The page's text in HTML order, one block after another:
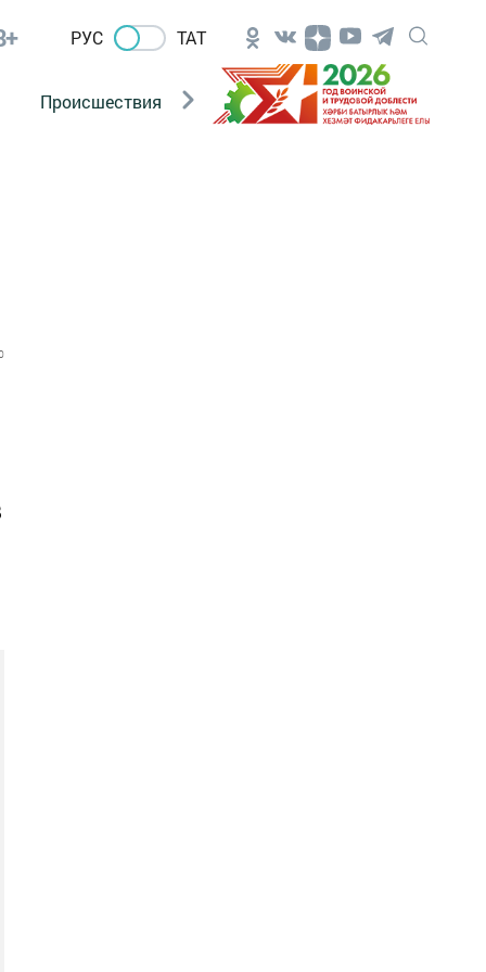
РУС ТАТ
Происшествия Новости Госавтоинспекции